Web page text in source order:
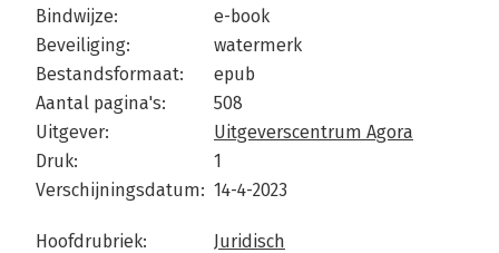
Bindwijze:
e-book
Beveiliging:
watermerk
Bestandsformaat:
epub
Aantal pagina's:
508
Uitgever:
Uitgeverscentrum Agora
Druk:
1
Verschijningsdatum: 14-4-2023
Hoofdrubriek:
Juridisch